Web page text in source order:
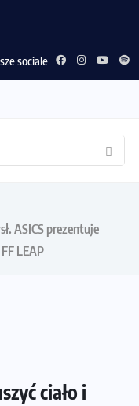
sociale
ASICS prezentuje
LEAP
ciało i